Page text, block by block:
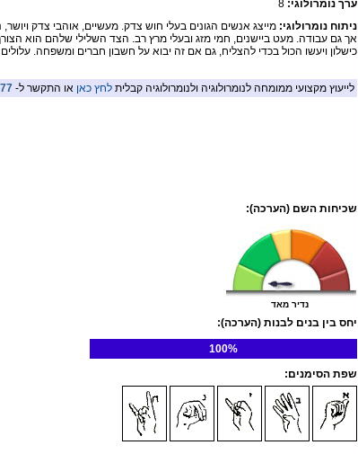
ערך נומרולוגי: 8
ניתוח נומרולוגי: מייצג אנשים הגונים בעלי חוש צדק. מעשיים, אוהבי צדק ויושר,
אך גם עבודה. מעט ביישנים, חמי מזג ובעלי מרץ רב. הצד השלילי שלהם הוא
כישלון ויעשו הכול בכדי להצליח, גם אם זה יבוא על חשבון חברים ומשפחה.
לייעוץ מקצועי ממומחה לנומרולוגיה ולנומרולוגיה קבלית לחץ כאן או התקשר ל-
שכיחות השם (הערכה):
נדיר מאד
יחס בין בנים לבנות (הערכה):
100%
שפת הסימנים: